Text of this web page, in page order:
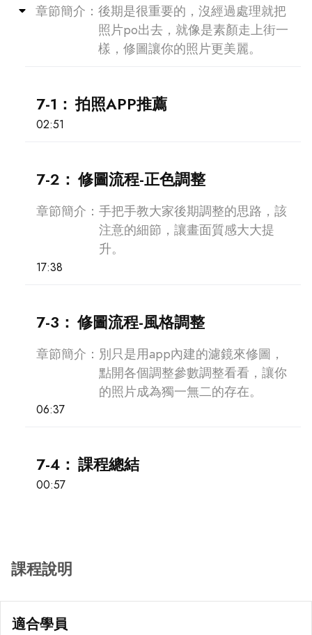
Collapse
章節簡介： 後期是很重要的，沒經過處理就把
照片po出去，就像是素顏走上街一
樣，修圖讓你的照片更美麗。
7-1： 拍照APP推薦
02:51
7-2： 修圖流程-正色調整
章節簡介： 手把手教大家後期調整的思路，該
注意的細節，讓畫面質感大大提
升。
17:38
7-3： 修圖流程-風格調整
章節簡介： 別只是用app內建的濾鏡來修圖，
點開各個調整參數調整看看，讓你
的照片成為獨一無二的存在。
06:37
7-4： 課程總結
00:57
課程說明
適合學員